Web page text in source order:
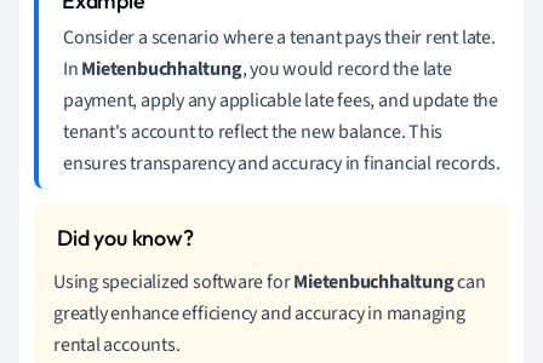
Consider a scenario where a tenant pays their rent late.
InMietenbuchhaltung, you would record the late
payment, apply any applicable late fees, and update the
tenant's account to reflect the new balance. This
ensures transparency and accuracy in financial records.
Using specialized software forMietenbuchhaltungcan
greatly enhance efficiency and accuracy in managing
rental accounts.